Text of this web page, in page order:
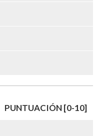
PUNTUACIÓN [0-10]